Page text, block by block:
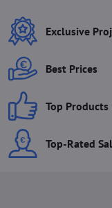
Exclusive
Best Prices
Top Products
Top-Rated